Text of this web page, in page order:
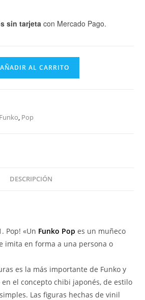
sin tarjeta con Mercado Pago.
AÑADIR AL CARRITO
Funko, Pop
DESCRIPCIÓN
Pop! «Un Funko Pop es un muñeco
imita en forma a una persona o
es la más importante de Funko y
el concepto chibi japonés, de estilo
Las figuras hechas de vinil